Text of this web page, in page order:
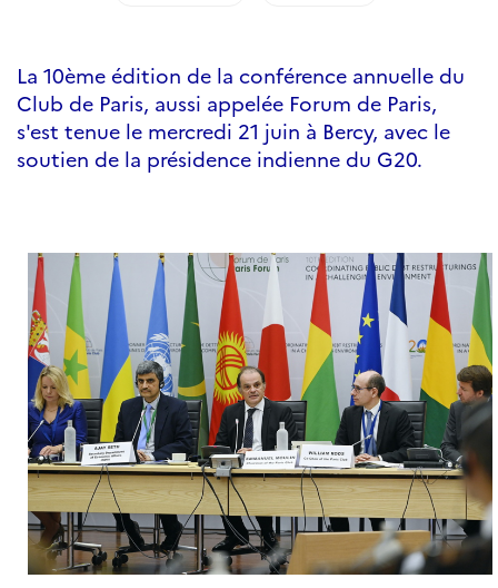
La 10ème édition de la conférence annuelle du
Club de Paris, aussi appelée Forum de Paris,
s'est tenue le mercredi 21 juin à Bercy, avec le
soutien de la présidence indienne du G20.